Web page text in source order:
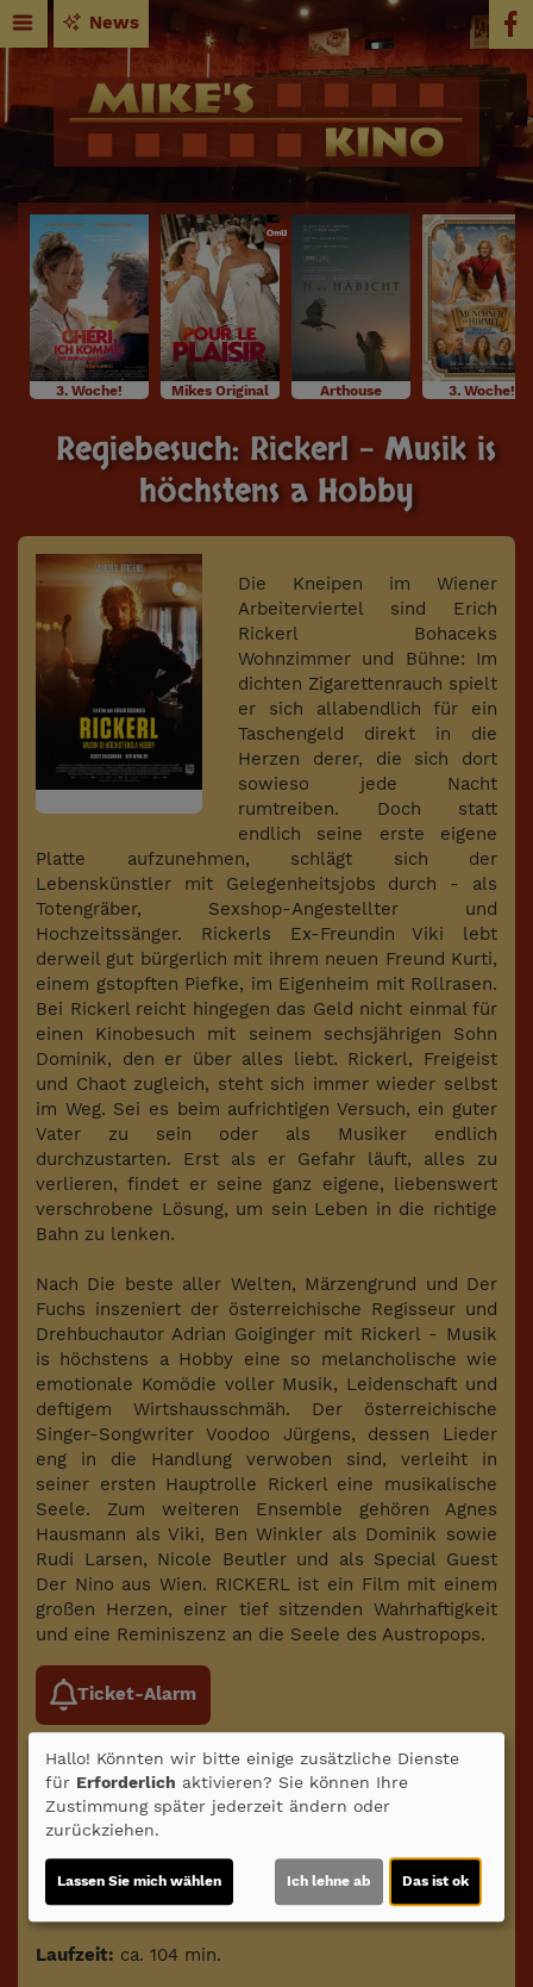
News
3. Woche!
OmU
Mikes Original Arthouse 3. Woche!
Regiebesuch: Rickerl - Musik is
höchstens a Hobby
Die Kneipen im Wiener
Arbeiterviertel sind Erich
Rickerl Bohaceks
Wohnzimmer und Bühne: Im
dichten Zigarettenrauch spielt
er sich allabendlich für ein
Taschengeld direkt in die
Herzen derer, die sich dort
sowieso jede Nacht
rumtreiben. Doch statt
endlich seine erste eigene
Platte aufzunehmen, schlägt sich der
Lebenskünstler mit Gelegenheitsjobs durch ­­- als
Totengräber, Sexshop-Angestellter und
Hochzeitssänger. Rickerls Ex-Freundin Viki lebt
derweil gut bürgerlich mit ihrem neuen Freund Kurti,
einem gstopften Piefke, im Eigenheim mit Rollrasen.
Bei Rickerl reicht hingegen das Geld nicht einmal für
einen Kinobesuch mit seinem sechsjährigen Sohn
Dominik, den er über alles liebt. Rickerl, Freigeist
und Chaot zugleich, steht sich immer wieder selbst
im Weg. Sei es beim aufrichtigen Versuch, ein guter
Vater zu sein oder als Musiker endlich
durchzustarten. Erst als er Gefahr läuft, alles zu
verlieren, findet er seine ganz eigene, liebenswert
verschrobene Lösung, um sein Leben in die richtige
Bahn zu lenken.
Nach Die beste aller Welten, Märzengrund und Der
Fuchs inszeniert der österreichische Regisseur und
Drehbuchautor Adrian Goiginger mit Rickerl - Musik
is höchstens a Hobby eine so melancholische wie
emotionale Komödie voller Musik, Leidenschaft und
deftigem Wirtshausschmäh. Der österreichische
Singer-Songwriter Voodoo Jürgens, dessen Lieder
eng in die Handlung verwoben sind, verleiht in
seiner ersten Hauptrolle Rickerl eine musikalische
Seele. Zum weiteren Ensemble gehören Agnes
Hausmann als Viki, Ben Winkler als Dominik sowie
Rudi Larsen, Nicole Beutler und als Special Guest
Der Nino aus Wien. RICKERL ist ein Film mit einem
großen Herzen, einer tief sitzenden Wahrhaftigkeit
und eine Reminiszenz an die Seele des Austropops.
Ticket-Alarm
Altersfreigabe:
(ab 6 J. in Begleitung eines Erziehungsbeauftragten)
Laufzeit: ca. 104 min.
Hallo! Könnten wir bitte einige zusätzliche Dienste
für Erforderlich aktivieren? Sie können Ihre
Zustimmung später jederzeit ändern oder
zurückziehen.
Lassen Sie mich wählen Ich lehne ab Das ist ok